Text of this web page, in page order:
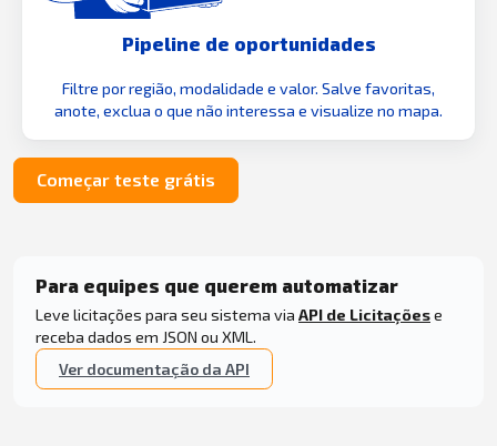
Pipeline de oportunidades
Filtre por região, modalidade e valor. Salve favoritas,
anote, exclua o que não interessa e visualize no mapa.
Começar teste grátis
Para equipes que querem automatizar
Leve licitações para seu sistema via API de Licitaçõese
receba dados em JSON ou XML.
Ver documentação da API